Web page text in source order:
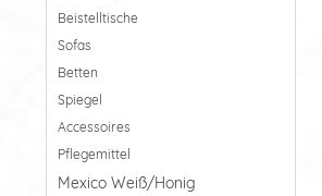
Beistelltische
Sofas
Betten
Spiegel
Accessoires
Pflegemittel
Mexico Weiß/Honig